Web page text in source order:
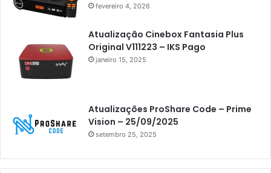
Athomics Eon
Athomics i3
Athomics i3 Bold
Athomics Inspire Qi
Athomics Inspire Qi Lite
Athomics S3
Athomics T3
fevereiro 4, 2026
Atualização Cinebox Fantasia Plus
Original V111223 – IKS Pago
janeiro 15, 2025
Atualizações ProShare Code – Prime
Vision – 25/09/2025
setembro 25, 2025